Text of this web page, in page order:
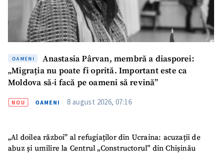
OAMENI
Anastasia Pârvan, membră a diasporei:
„Migrația nu poate fi oprită. Important este ca
Moldova să-i facă pe oameni să revină”
NOU OAMENI 8 august 2026, 07:16
„Al doilea război” al refugiaților din Ucraina: acuzații de
abuz și umilire la Centrul „Constructorul” din Chișinău
CONTACT SURSĂ
Sursă anonimă
Email+ Emailul meu
Telefon
+ Telefon personal
acord cupolitica de
confidențialitate.